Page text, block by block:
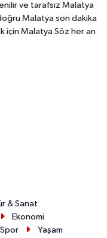
ve tarafsız Malatya
Malatya son dakika
için Malatya Söz her an
& Sanat
Ekonomi
Spor Yaşam